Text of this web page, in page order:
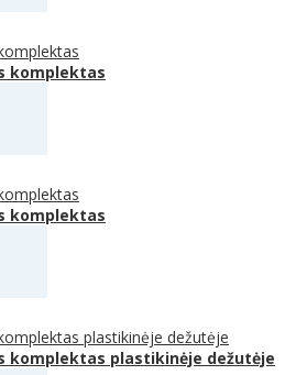
komplektas
komplektas
komplektas plastikinėje dežutėje